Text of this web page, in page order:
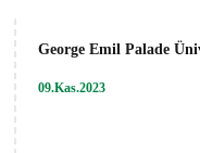
George Emil Palade
09.Kas.2023